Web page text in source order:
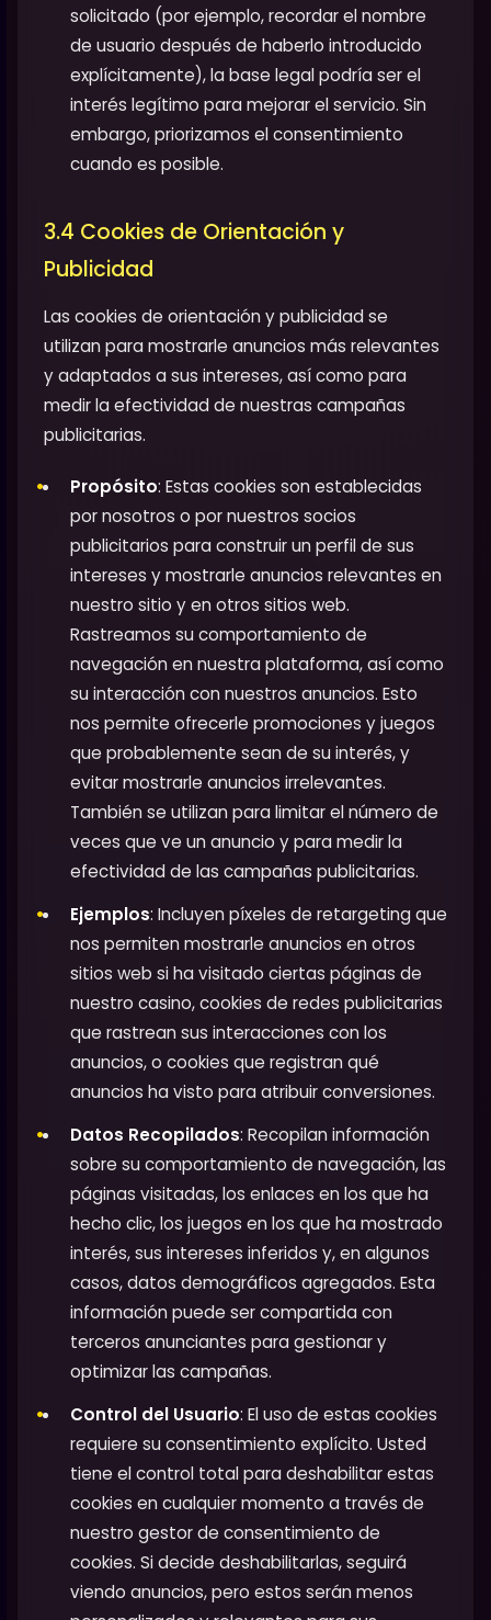
solicitado (por ejemplo, recordar el nombre
de usuario después de haberlo introducido
explícitamente), la base legal podría ser el
interés legítimo para mejorar el servicio. Sin
embargo, priorizamos el consentimiento
cuando es posible.
3.4 Cookies de Orientación y
Publicidad
Las cookies de orientación y publicidad se
utilizan para mostrarle anuncios más relevantes
y adaptados a sus intereses, así como para
medir la efectividad de nuestras campañas
publicitarias.
Propósito: Estas cookies son establecidas
por nosotros o por nuestros socios
publicitarios para construir un perfil de sus
intereses y mostrarle anuncios relevantes en
nuestro sitio y en otros sitios web.
Rastreamos su comportamiento de
navegación en nuestra plataforma, así como
su interacción con nuestros anuncios. Esto
nos permite ofrecerle promociones y juegos
que probablemente sean de su interés, y
evitar mostrarle anuncios irrelevantes.
También se utilizan para limitar el número de
veces que ve un anuncio y para medir la
efectividad de las campañas publicitarias.
Ejemplos: Incluyen píxeles de retargeting que
nos permiten mostrarle anuncios en otros
sitios web si ha visitado ciertas páginas de
nuestro casino, cookies de redes publicitarias
que rastrean sus interacciones con los
anuncios, o cookies que registran qué
anuncios ha visto para atribuir conversiones.
Datos Recopilados: Recopilan información
sobre su comportamiento de navegación, las
páginas visitadas, los enlaces en los que ha
hecho clic, los juegos en los que ha mostrado
interés, sus intereses inferidos y, en algunos
casos, datos demográficos agregados. Esta
información puede ser compartida con
terceros anunciantes para gestionar y
optimizar las campañas.
Control del Usuario: El uso de estas cookies
requiere su consentimiento explícito. Usted
tiene el control total para deshabilitar estas
cookies en cualquier momento a través de
nuestro gestor de consentimiento de
cookies. Si decide deshabilitarlas, seguirá
viendo anuncios, pero estos serán menos